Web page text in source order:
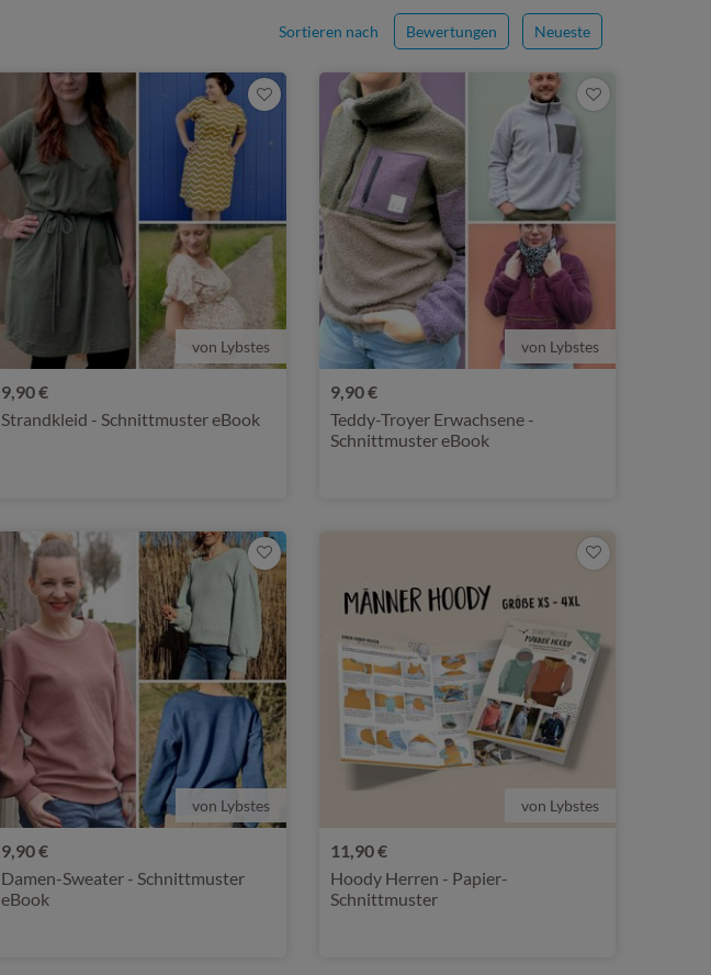
Sortieren nach Bewertungen Neueste
von Lybstes
9,90 €
Strandkleid - Schnittmuster eBook
von Lybstes
9,90 €
Teddy-Troyer Erwachsene -
Schnittmuster eBook
von Lybstes
9,90 €
Damen-Sweater - Schnittmuster
eBook
von Lybstes
11,90 €
Hoody Herren - Papier-
Schnittmuster